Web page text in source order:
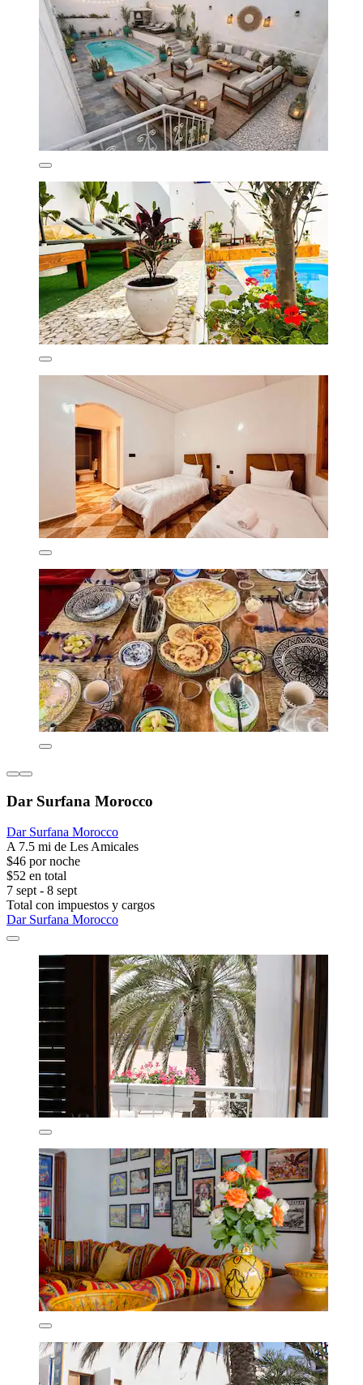
Dar Surfana Morocco
Dar Surfana Morocco
A 7.5 mi de Les Amicales
$46 por noche
$52 en total
7 sept - 8 sept
Total con impuestos y cargos
Dar Surfana Morocco